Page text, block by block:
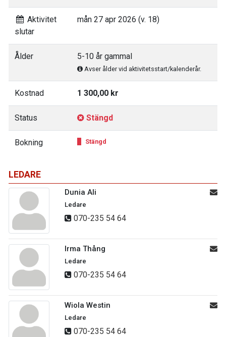
LEDARE
Dunia Ali
Ledare
070-235 54 64
Irma Thång
Ledare
070-235 54 64
Wiola Westin
Ledare
070-235 54 64
Aktivitet
slutar
mån 27 apr 2026 (v. 18)
Ålder 5-10 år gammal
Avser ålder vid aktivitetsstart/kalenderår.
Kostnad 1 300,00 kr
Status Stängd
Bokning Stängd